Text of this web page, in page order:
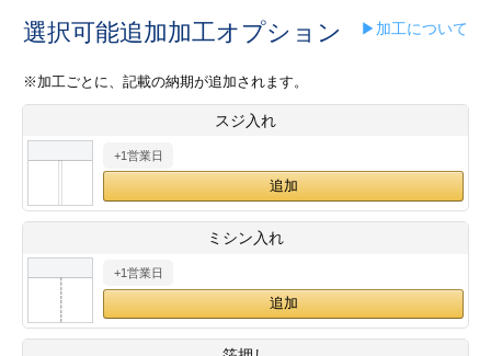
ックカード印刷
業ツール印刷
＆盛り上げ印刷
方法
/送料について
ックカード名刺
ムカード
型マル型印刷
ード印刷
刷
加工指示ガイド
ックカード
ード印刷
形マル型
り
プル請求
24
25 26 27
29
土
1
2 3
9 10 11
12
14
15 16 17 18
19
26
28
29 30
・・休業日
選択可能追加加工オプション ▶加工について
※加工ごとに、記載の納期が追加されます。
スジ入れ
+1営業日
ミシン入れ
+1営業日